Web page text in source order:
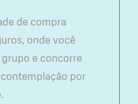
de compra
onde você
e concorre
por